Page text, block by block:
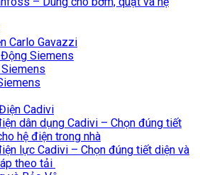
Carlo Gavazzi
Siemens
Cadivi
dân dụng Cadivi – Chọn đúng tiết
hệ điện trong nhà
lực Cadivi – Chọn đúng tiết diện và
theo tải